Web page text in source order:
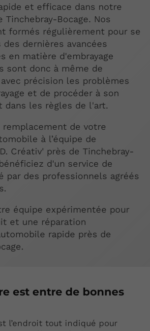
et efficace dans notre
Tinchebray-Bocage. Nos
formés régulièrement pour se
dernières avancées
en matière d'embrayage
sont donc à même de
précision les problèmes
et de procéder à son
dans les règles de l'art.
de votre
à l’équipe de
Créativ' près de Tinchebray-
d'un service de
par des professionnels agréés
équipe expérimentée pour
et une réparation
rapide près de
est entre de bonnes
l’endroit tout indiqué pour